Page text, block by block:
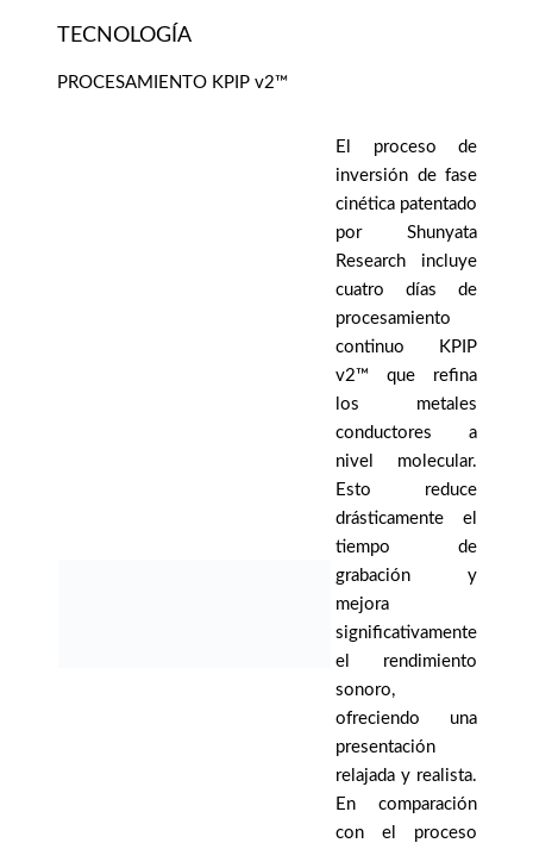
TECNOLOGÍA
PROCESAMIENTO KPIP v2™
El proceso de
inversión de fase
cinética patentado
por Shunyata
Research incluye
cuatro días de
procesamiento
continuo KPIP
v2™ que refina
los metales
conductores a
nivel molecular.
Esto reduce
drásticamente el
tiempo de
grabación y
mejora
significativamente
el rendimiento
sonoro,
ofreciendo una
presentación
relajada y realista.
En comparación
con el proceso